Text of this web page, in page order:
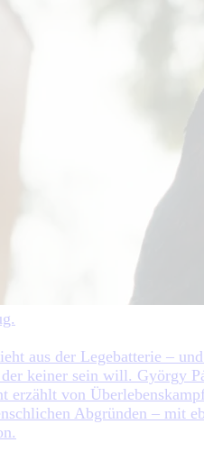
aus der Legebatterie –
keiner sein will. György
erzählt von
Abgründen – mit